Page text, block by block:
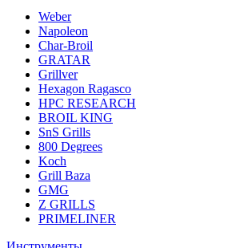
Weber
Napoleon
Char-Broil
GRATAR
Grillver
Hexagon Ragasco
HPC RESEARCH
BROIL KING
SnS Grills
800 Degrees
Koch
Grill Baza
GMG
Z GRILLS
PRIMELINER